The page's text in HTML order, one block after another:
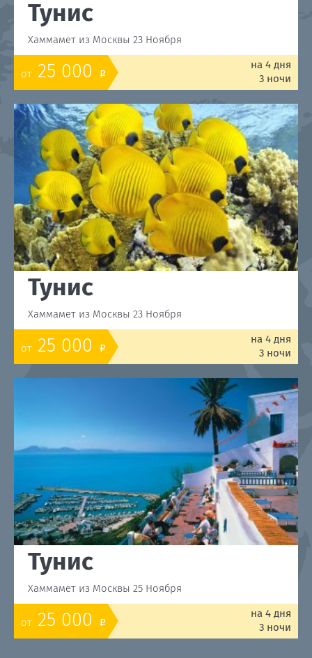
Тунис
Хаммамет из Москвы 23 Ноября
от 25 000 o
на 4 дня
3 ночи
Тунис
Хаммамет из Москвы 23 Ноября
от 25 000 o
на 4 дня
3 ночи
Тунис
Хаммамет из Москвы 25 Ноября
от 25 000 o
на 4 дня
3 ночи